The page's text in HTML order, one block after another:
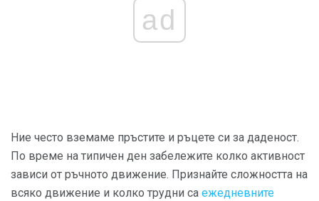
ad
Ние често вземаме пръстите и ръцете си за даденост.
По време на типичен ден забележите колко активност
зависи от ръчното движение. Признайте сложността на
всяко движение и колко трудни са ежедневните